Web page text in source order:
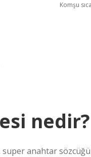
Komşu
nedir?
super anahtar